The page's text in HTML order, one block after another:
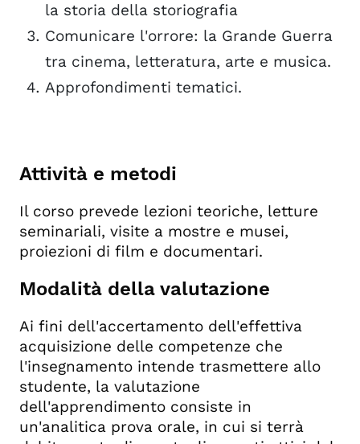
la storia della storiografia
Comunicare l'orrore: la Grande Guerra
tra cinema, letteratura, arte e musica.
Approfondimenti tematici.
Attività e metodi
Il corso prevede lezioni teoriche, letture
seminariali, visite a mostre e musei,
proiezioni di film e documentari.
Modalità della valutazione
Ai fini dell'accertamento dell'effettiva
acquisizione delle competenze che
l'insegnamento intende trasmettere allo
studente, la valutazione
dell'apprendimento consiste in
un'analitica prova orale, in cui si terrà